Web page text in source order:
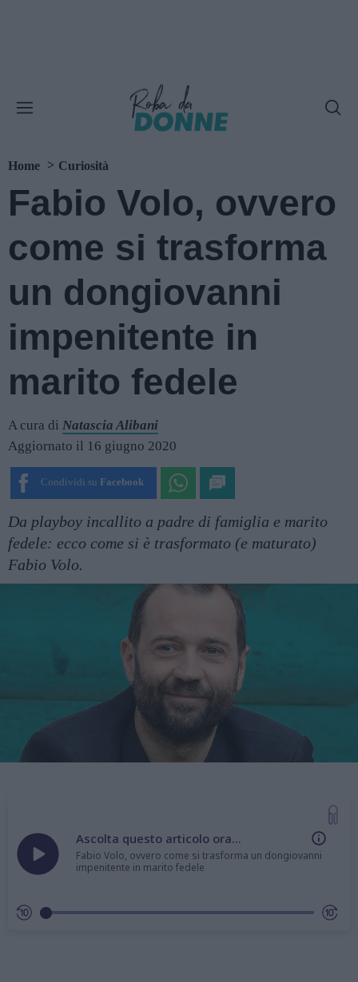
Home Curiosità
Fabio Volo, ovvero
come si trasforma
un dongiovanni
impenitente in
marito fedele
A cura di Natascia Alibani
Aggiornato il 16 giugno 2020
Condividi su Facebook
Da playboy incallito a padre di famiglia e marito
fedele: ecco come si è trasformato (e maturato)
Fabio Volo.
Ascolta questo articolo ora...
Fabio Volo, ovvero come si trasforma un dongiovanni
impenitente in marito fedele